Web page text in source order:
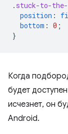
. stuck-to-
position :
bottom : 0 ;
}
Когда
будет
исчезнет, ​​он
Android.